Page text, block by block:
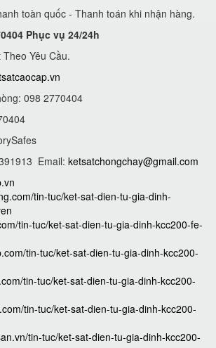
toàn quốc - Thanh toán khi nhận hàng.
Phục vụ 24/24h
Yêu Cầu.
098 2770404
Email: ketsatchongchay@gmail.com
tin-tuc/ket-sat-dien-tu-gia-dinh-
tin-tuc/ket-sat-dien-tu-gia-dinh-kcc200-fe-
tin-tuc/ket-sat-dien-tu-gia-dinh-kcc200-
tin-tuc/ket-sat-dien-tu-gia-dinh-kcc200-
tin-tuc/ket-sat-dien-tu-gia-dinh-kcc200-
tin-tuc/ket-sat-dien-tu-gia-dinh-kcc200-